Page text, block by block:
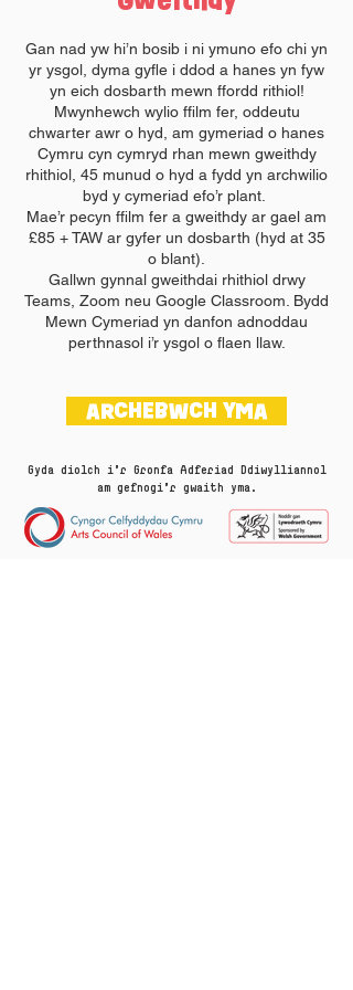
Gan nad yw hi’n bosib i ni ymuno efo chi yn
yr ysgol, dyma gyfle i ddod a hanes yn fyw
yn eich dosbarth mewn ffordd rithiol!
Mwynhewch wylio ffilm fer, oddeutu
chwarter awr o hyd, am gymeriad o hanes
Cymru cyn cymryd rhan mewn gweithdy
rhithiol, 45 munud o hyd a fydd yn archwilio
byd y cymeriad efo’r plant.
Mae’r pecyn ffilm fer a gweithdy ar gael am
£85 + TAW ar gyfer un dosbarth (hyd at 35
o blant).
Gallwn gynnal gweithdai rhithiol drwy
Teams, Zoom neu Google Classroom. Bydd
Mewn Cymeriad yn danfon adnoddau
perthnasol i’r ysgol o flaen llaw.
ARCHEBWCH YMA
Gyda diolch i'r Gronfa Adferiad Ddiwylliannol
am gefnogi'r gwaith yma.